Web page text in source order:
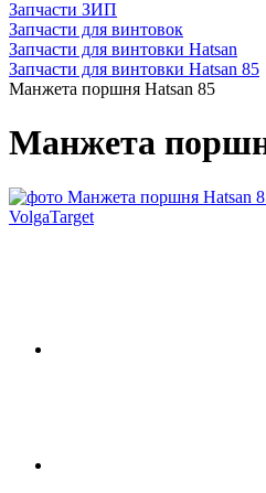
Запчасти ЗИП
Запчасти для винтовок
Запчасти для винтовки Hatsan
Запчасти для винтовки Hatsan 85
Манжета поршня Hatsan 85
Манжета